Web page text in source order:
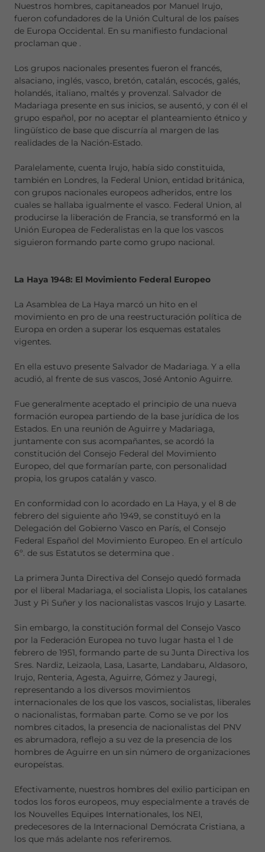
Nuestros hombres, capitaneados por Manuel Irujo,
fueron cofundadores de la Unión Cultural de los países
de Europa Occidental. En su manifiesto fundacional
proclaman que .
Los grupos nacionales presentes fueron el francés,
alsaciano, inglés, vasco, bretón, catalán, escocés, galés,
holandés, italiano, maltés y provenzal. Salvador de
Madariaga presente en sus inicios, se ausentó, y con él el
grupo español, por no aceptar el planteamiento étnico y
lingüístico de base que discurría al margen de las
realidades de la Nación-Estado.
Paralelamente, cuenta Irujo, había sido constituida,
también en Londres, la Federal Union, entidad británica,
con grupos nacionales europeos adheridos, entre los
cuales se hallaba igualmente el vasco. Federal Union, al
producirse la liberación de Francia, se transformó en la
Unión Europea de Federalistas en la que los vascos
siguieron formando parte como grupo nacional.
La Haya 1948: El Movimiento Federal Europeo
La Asamblea de La Haya marcó un hito en el
movimiento en pro de una reestructuración política de
Europa en orden a superar los esquemas estatales
vigentes.
En ella estuvo presente Salvador de Madariaga. Y a ella
acudió, al frente de sus vascos, José Antonio Aguirre.
Fue generalmente aceptado el principio de una nueva
formación europea partiendo de la base jurídica de los
Estados. En una reunión de Aguirre y Madariaga,
juntamente con sus acompañantes, se acordó la
constitución del Consejo Federal del Movimiento
Europeo, del que formarían parte, con personalidad
propia, los grupos catalán y vasco.
En conformidad con lo acordado en La Haya, y el 8 de
febrero del siguiente año 1949, se constituyó en la
Delegación del Gobierno Vasco en París, el Consejo
Federal Español del Movimiento Europeo. En el artículo
6º. de sus Estatutos se determina que .
La primera Junta Directiva del Consejo quedó formada
por el liberal Madariaga, el socialista Llopis, los catalanes
Just y Pi Suñer y los nacionalistas vascos Irujo y Lasarte.
Sin embargo, la constitución formal del Consejo Vasco
por la Federación Europea no tuvo lugar hasta el 1 de
febrero de 1951, formando parte de su Junta Directiva los
Sres. Nardiz, Leizaola, Lasa, Lasarte, Landabaru, Aldasoro,
Irujo, Renteria, Agesta, Aguirre, Gómez y Jauregi,
representando a los diversos movimientos
internacionales de los que los vascos, socialistas, liberales
o nacionalistas, formaban parte. Como se ve por los
nombres citados, la presencia de nacionalistas del PNV
es abrumadora, reflejo a su vez de la presencia de los
hombres de Aguirre en un sin número de organizaciones
europeístas.
Efectivamente, nuestros hombres del exilio participan en
todos los foros europeos, muy especialmente a través de
los Nouvelles Equipes Internationales, los NEI,
predecesores de la Internacional Demócrata Cristiana, a
los que más adelante nos referiremos.